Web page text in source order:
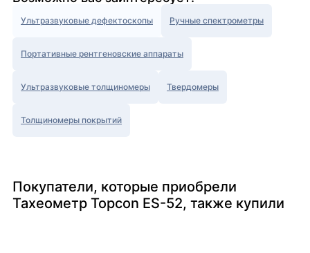
Ультразвуковые дефектоскопы Ручные спектрометры
Портативные рентгеновские аппараты
Ультразвуковые толщиномеры Твердомеры
Толщиномеры покрытий
Покупатели, которые приобрели
Тахеометр Topcon ES-52, также купили